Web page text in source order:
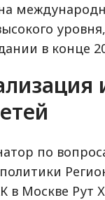
в конце
по
в Москве Рут